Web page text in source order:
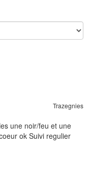
Trazegnies
une noir/feu et une
ok Suivi regulier